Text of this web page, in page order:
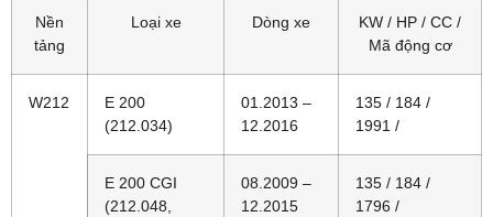
Nền
tảng
Loại xe Dòng xe
KW / HP / CC /
Mã động cơ
W212
E 200
(212.034)
01.2013 –
12.2016
135 / 184 /
1991 /
E 200 CGI
(212.048,
08.2009 –
12.2015
135 / 184 /
1796 /